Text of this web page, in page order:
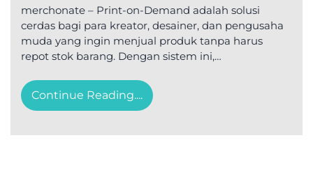
merchonate – Print-on-Demand adalah solusi
cerdas bagi para kreator, desainer, dan pengusaha
muda yang ingin menjual produk tanpa harus
repot stok barang. Dengan sistem ini,…
Continue Reading....